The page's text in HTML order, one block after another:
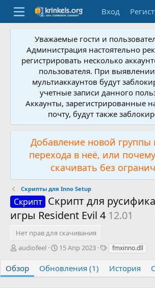
Вход
Уважаемые гости и
Администрация настоятельно
регистрировать несколько
пользователя. При
мультиаккаунтов будут
учетные записи данного
Аккаунты, зарегистрированные
почту, будут также
Добавление новой группы
перехода в неё, или
скачивать без
Скрипты для Inno Setup
Скрипт Скрипт для
игры Resident Evil 4 12.01
Нет прав для скачивания
А
т
о
audiofeel
Д
т
а
15 Апр 2023
Т
г
и
fmxinno.dll
Обзор Обновления (1) История